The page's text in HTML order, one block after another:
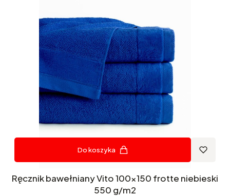
Do koszyka
Ręcznik bawełniany Vito 100x150 frotte niebieski
550 g/m2